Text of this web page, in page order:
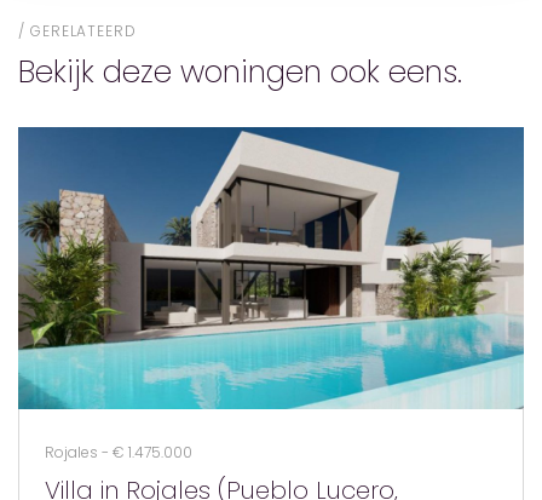
GERELATEERD
Bekijk deze woningen ook eens.
Rojales - € 1.475.000
Villa in Rojales (Pueblo Lucero,